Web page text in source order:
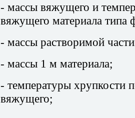
- массы вяжущего и
вяжущего материала типа
- массы растворимой
- массы 1 м материала;
- температуры хрупкости
вяжущего;